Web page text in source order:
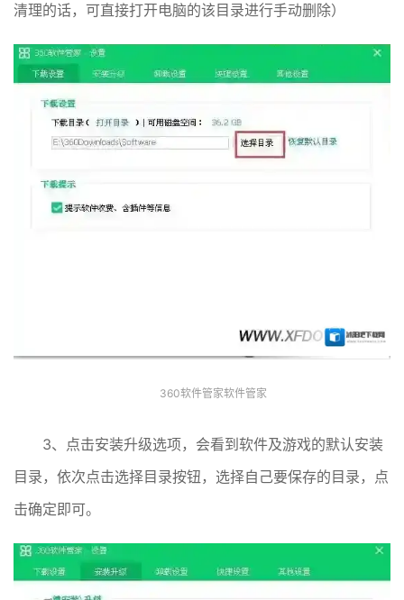
清理的话，可直接打开电脑的该目录进行手动删除）
360软件管家软件管家
3、点击安装升级选项，会看到软件及游戏的默认安装
目录，依次点击选择目录按钮，选择自己要保存的目录，点
击确定即可。